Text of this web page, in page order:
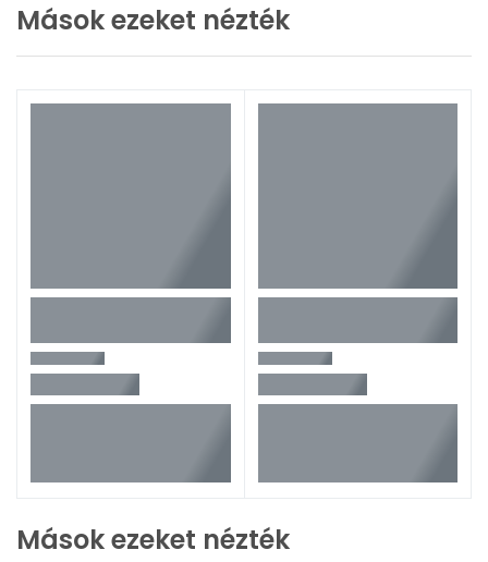
Mások ezeket nézték
Mások ezeket nézték